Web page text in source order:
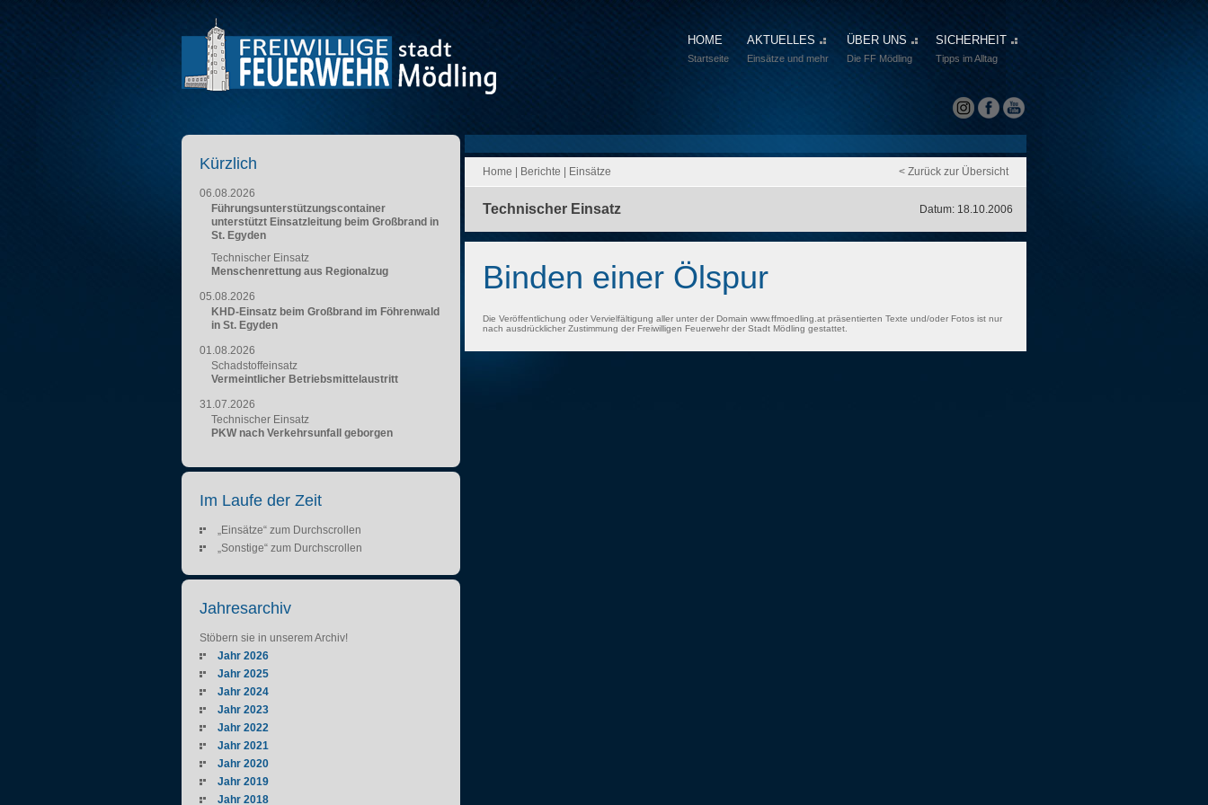
HOME
Startseite
AKTUELLES
Einsätze und mehr
ÜBER UNS
Die FF Mödling
SICHERHEIT
Tipps im Alltag
Home Berichte Einsätze < Zurück zur Übersicht
Technischer Einsatz Datum: 18.10.2006
Binden einer Ölspur
Die Veröffentlichung oder Vervielfältigung aller unter der Domain www.ffmoedling.at präsentierten Texte und/oder Fotos ist nur
nach ausdrücklicher Zustimmung der Freiwilligen Feuerwehr der Stadt Mödling gestattet.
Kürzlich
06.08.2026
Führungsunterstützungscontainer
unterstützt Einsatzleitung beim Großbrand in
St. Egyden
Technischer Einsatz
Menschenrettung aus Regionalzug
05.08.2026
KHD-Einsatz beim Großbrand im Föhrenwald
in St. Egyden
01.08.2026
Schadstoffeinsatz
Vermeintlicher Betriebsmittelaustritt
31.07.2026
Technischer Einsatz
PKW nach Verkehrsunfall geborgen
Im Laufe der Zeit
„Einsätze“ zum Durchscrollen
„Sonstige“ zum Durchscrollen
Jahresarchiv
Stöbern sie in unserem Archiv!
Jahr 2026
Jahr 2025
Jahr 2024
Jahr 2023
Jahr 2022
Jahr 2021
Jahr 2020
Jahr 2019
Jahr 2018